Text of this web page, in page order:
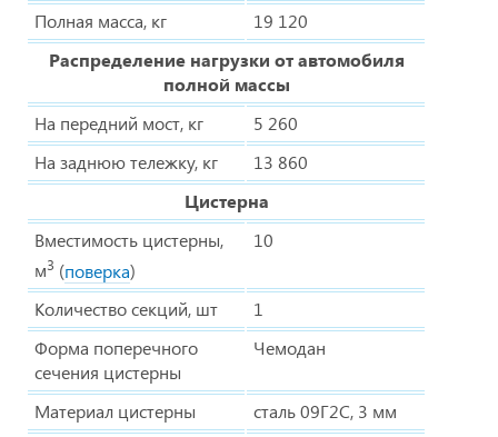
Полная масса, кг
19 120
Распределение нагрузки от автомобиля
полной массы
На передний мост, кг
5 260
На заднюю тележку, кг
13 860
Цистерна
Вместимость цистерны,
м3 (поверка)
10
Количество секций, шт
1
Форма поперечного
сечения цистерны
Чемодан
Материал цистерны
сталь 09Г2С, 3 мм